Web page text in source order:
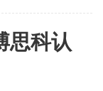
思科认